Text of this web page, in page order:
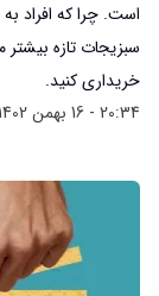
است. چرا که افراد
سبزیجات تازه بیشتر
خریداری کنید.
20:34 - 16 بهمن 1402